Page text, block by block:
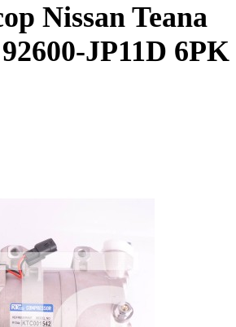
Nissan Teana
JP11D 6PK